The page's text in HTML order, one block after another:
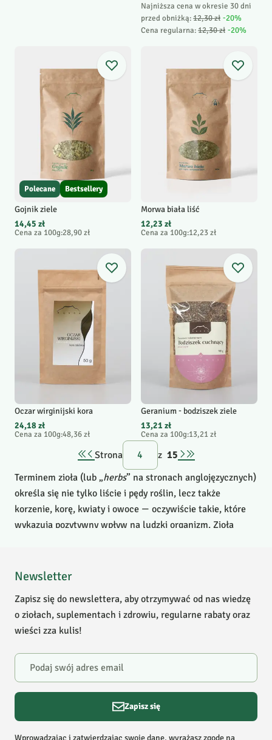
Najniższa cena w okresie 30 dni
przed obniżką:12,30 zł -20%
Cena regularna:12,30 zł -20%
Polecane Bestsellery
Gojnik ziele
14,45 zł
Cena za 100g:28,90 zł
Morwa biała liść
12,23 zł
Cena za 100g:12,23 zł
Oczar wirginijski kora
24,18 zł
Cena za 100g:48,36 zł
Geranium - bodziszek ziele
13,21 zł
Cena za 100g:13,21 zł
Strona z 15
Terminem zioła (lub „herbs” na stronach anglojęzycznych)
określa się nie tylko liście i pędy roślin, lecz także
korzenie, korę, kwiaty i owoce — oczywiście takie, które
wykazują pozytywny wpływ na ludzki organizm. Zioła
pomagają w oczyszczaniu organizmu i poprawie
pamięć,zioła na nerki i układ moczowy,zioła na zatoki,
zioła na prostatęi wiele, wiele innych.
Na naszymblogu zielarskimdowiesz się, jak rośliny mogą
wspierać codzienne funkcjonowanie oraz jak dobrać
odpowiednie zioła do swoich potrzeb.
Suszone zioła można stosować na wiele sposobów, a
Newsletter
Zapisz się do newslettera, aby otrzymywać od nas wiedzę
o ziołach, suplementach i zdrowiu, regularne rabaty oraz
wieści zza kulis!
Zapisz się
Wprowadzając i zatwierdzając swoje dane, wyrażasz zgodę na